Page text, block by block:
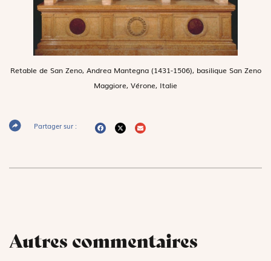
Retable de San Zeno, Andrea Mantegna (1431-1506), basilique San Zeno
Maggiore, Vérone, Italie
Partager sur :
Autres commentaires